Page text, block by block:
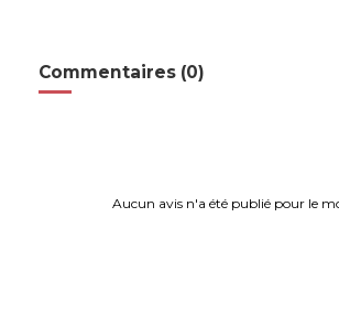
Commentaires (0)
Aucun avis n'a été publié pour le